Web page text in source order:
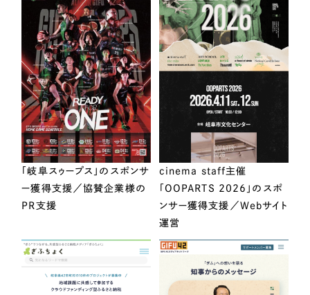
「岐阜スゥープス」のスポンサ
ー獲得支援／協賛企業様の
PR支援
cinema staff主催
「OOPARTS 2026」のスポ
ンサー獲得支援／Webサイト
運営